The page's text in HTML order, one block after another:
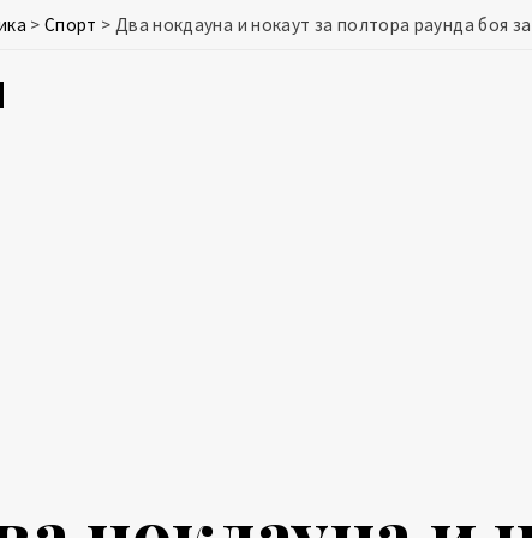
> Спорт > Два нокдауна и нокаут за полтора раунда боя